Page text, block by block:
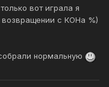
вот играла я
возвращении с КОНа %)
нормальную